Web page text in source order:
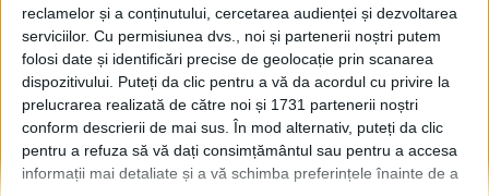
reclamelor și a conținutului, cercetarea audienței și dezvoltarea
serviciilor. Cu permisiunea dvs., noi și partenerii noștri putem
folosi date și identificări precise de geolocație prin scanarea
dispozitivului. Puteți da clic pentru a vă da acordul cu privire la
prelucrarea realizată de către noi și 1731 partenerii noștri
conform descrierii de mai sus. În mod alternativ, puteți da clic
pentru a refuza să vă dați consimțământul sau pentru a accesa
informații mai detaliate și a vă schimba preferințele înainte de a